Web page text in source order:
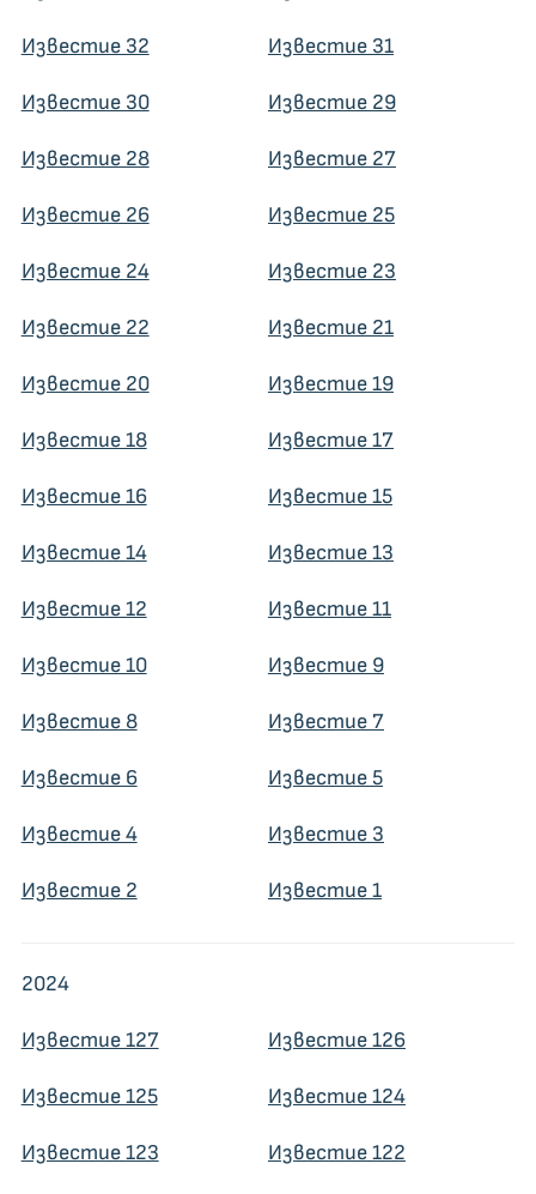
Известие 32 Известие 31
Известие 30 Известие 29
Известие 28 Известие 27
Известие 26 Известие 25
Известие 24 Известие 23
Известие 22 Известие 21
Известие 20 Известие 19
Известие 18 Известие 17
Известие 16 Известие 15
Известие 14 Известие 13
Известие 12 Известие 11
Известие 10 Известие 9
Известие 8 Известие 7
Известие 6 Известие 5
Известие 4 Известие 3
Известие 2 Известие 1
2024
Известие 127 Известие 126
Известие 125 Известие 124
Известие 123 Известие 122